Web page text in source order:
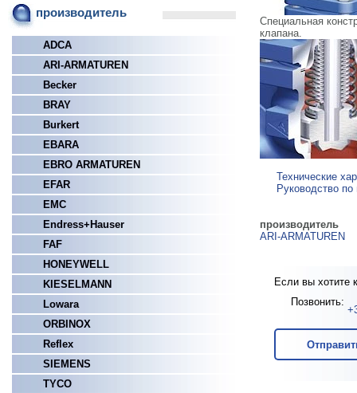
производитель
ADCA
ARI-ARMATUREN
Becker
BRAY
Burkert
EBARA
EBRO ARMATUREN
EFAR
EMC
Endress+Hauser
FAF
HONEYWELL
KIESELMANN
Lowara
ORBINOX
Reflex
SIEMENS
TYCO
Специальная
клапана.
Технические
Руководство
производитель
ARI-ARMATUREN
Если вы хотите
Позвонить: